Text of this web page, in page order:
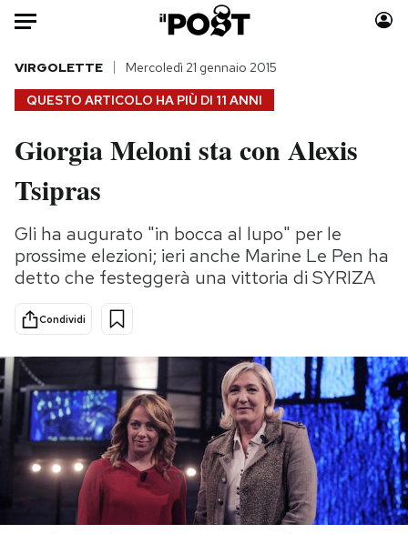
Auto
HOME
Italia
Politica
Tecnologia
Internet
Scienza
Cultura
Economia
Moda
Storie/Idee
Ok Boomer!
Media
Mondiali calcio 2026
PODCAST
NEWSLETTER
QUESTO ARTICOLO HA PIÙ DI 11 ANNI
VIRGOLETTE Mercoledì 21 gennaio 2015
Giorgia Meloni sta con Alexis
Tsipras
Gli ha augurato "in bocca al lupo" per le
prossime elezioni; ieri anche Marine Le Pen ha
detto che festeggerà una vittoria di SYRIZA
Condividi